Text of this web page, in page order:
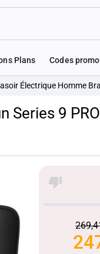
Plans Codes promo
Électrique Homme
Series 9